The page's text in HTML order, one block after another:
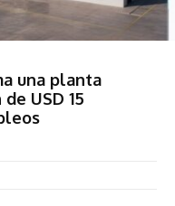
una planta
USD 15